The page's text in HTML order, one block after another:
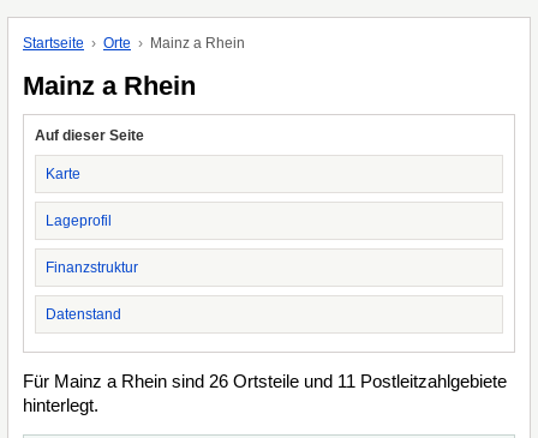
Startseite Orte Mainz a Rhein
Mainz a Rhein
Auf dieser Seite
Karte
Lageprofil
Finanzstruktur
Datenstand
Für Mainz a Rhein sind 26 Ortsteile und 11 Postleitzahlgebiete
hinterlegt.